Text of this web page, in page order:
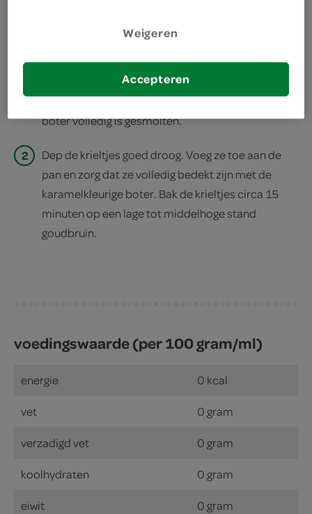
1
Smelt de suiker in een koekenpan op middelhoge
stand met 1 eetlepel water en het citroensap.
Voeg de boter toe en draai rond in de pan, tot de
boter volledig is gesmolten.
2
Dep de krieltjes goed droog. Voeg ze toe aan de
pan en zorg dat ze volledig bedekt zijn met de
karamelkleurige boter. Bak de krieltjes circa 15
minuten op een lage tot middelhoge stand
goudbruin.
voedingswaarde (per 100 gram/ml)
energie 0 kcal
vet 0 gram
verzadigd vet 0 gram
koolhydraten 0 gram
eiwit 0 gram
Weigeren
Accepteren